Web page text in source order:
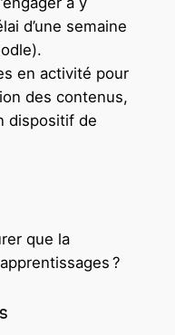
d’une semaine
en activité pour
des contenus,
dispositif de
que la
?